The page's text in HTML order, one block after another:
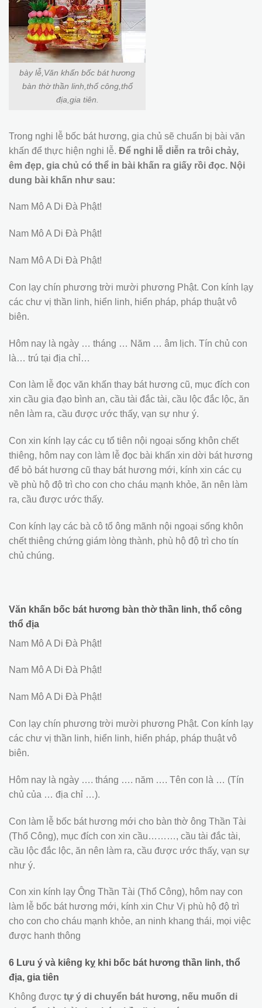
bày lễ,Văn khấn bốc bát hương
bàn thờ thần linh,thổ công,thổ
địa,gia tiên.
Trong nghi lễ bốc bát hương, gia chủ sẽ chuẩn bị bài văn
khấn để thực hiện nghi lễ. Để nghi lễ diễn ra trôi chảy,
êm đẹp, gia chủ có thể in bài khấn ra giấy rồi đọc. Nội
dung bài khấn như sau:
Nam Mô A Di Đà Phật!
Nam Mô A Di Đà Phật!
Nam Mô A Di Đà Phật!
Con lạy chín phương trời mười phương Phật. Con kính lạy
các chư vị thần linh, hiển linh, hiển pháp, pháp thuật vô
biên.
Hôm nay là ngày … tháng … Năm … âm lịch. Tín chủ con
là… trú tại địa chỉ…
Con làm lễ đọc văn khấn thay bát hương cũ, mục đích con
xin cầu gia đạo bình an, cầu tài đắc tài, cầu lộc đắc lộc, ăn
nên làm ra, cầu được ước thấy, vạn sự như ý.
Con xin kính lạy các cụ tổ tiên nội ngoại sống khôn chết
thiêng, hôm nay con làm lễ đọc bài khấn xin dời bát hương
để bỏ bát hương cũ thay bát hương mới, kính xin các cụ
về phù hộ độ trì cho con cho cháu mạnh khỏe, ăn nên làm
ra, cầu được ước thấy.
Con kính lạy các bà cô tổ ông mãnh nội ngoại sống khôn
chết thiêng chứng giám lòng thành, phù hộ độ trì cho tín
chủ chúng.
Văn khấn bốc bát hương bàn thờ thần linh, thổ công
thổ địa
Nam Mô A Di Đà Phật!
Nam Mô A Di Đà Phật!
Nam Mô A Di Đà Phật!
Con lạy chín phương trời mười phương Phật. Con kính lạy
các chư vị thần linh, hiển linh, hiển pháp, pháp thuật vô
biên.
Hôm nay là ngày …. tháng …. năm …. Tên con là … (Tín
chủ của … địa chỉ …).
Con làm lễ bốc bát hương mới cho bàn thờ ông Thần Tài
(Thổ Công), mục đích con xin cầu………, cầu tài đắc tài,
cầu lộc đắc lộc, ăn nên làm ra, cầu được ước thấy, vạn sự
như ý.
Con xin kính lạy Ông Thần Tài (Thổ Công), hôm nay con
làm lễ bốc bát hương mới, kính xin Chư Vị phù hộ độ trì
cho con cho cháu mạnh khỏe, an ninh khang thái, mọi việc
được hanh thông
6 Lưu ý và kiêng kỵ khi bốc bát hương thần linh, thổ
địa, gia tiên
Không được tự ý di chuyển bát hương, nếu muốn di